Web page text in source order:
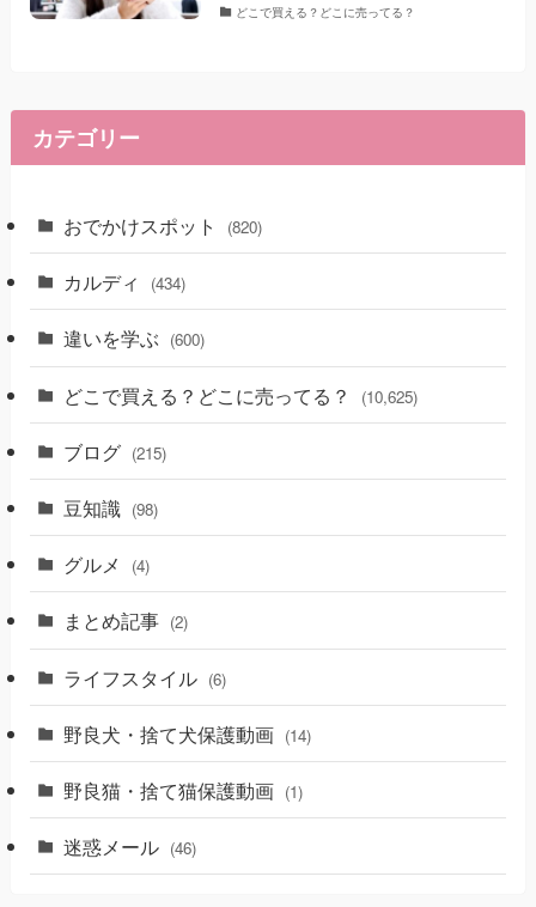
どこで買える？どこに売ってる？
カテゴリー
おでかけスポット (820)
カルディ (434)
違いを学ぶ (600)
どこで買える？どこに売ってる？ (10,625)
ブログ (215)
豆知識 (98)
グルメ (4)
まとめ記事 (2)
ライフスタイル (6)
野良犬・捨て犬保護動画 (14)
野良猫・捨て猫保護動画 (1)
迷惑メール (46)